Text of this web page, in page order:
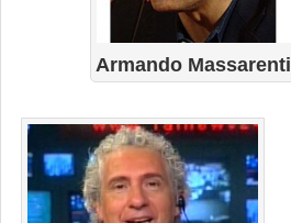
Armando Massarenti